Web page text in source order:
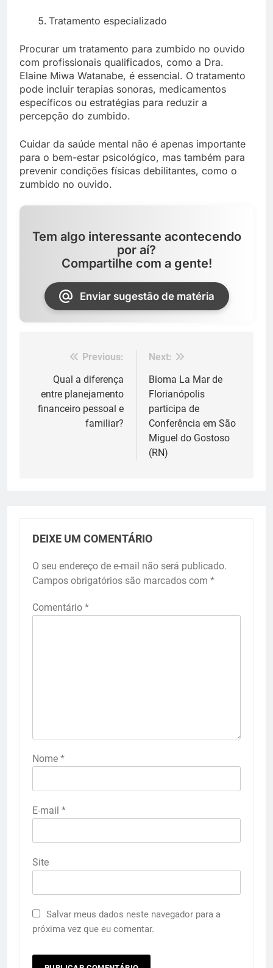
Tratamento especializado
Procurar um tratamento para zumbido no ouvido
com profissionais qualificados, como a Dra.
Elaine Miwa Watanabe, é essencial. O tratamento
pode incluir terapias sonoras, medicamentos
específicos ou estratégias para reduzir a
percepção do zumbido.
Cuidar da saúde mental não é apenas importante
para o bem-estar psicológico, mas também para
prevenir condições físicas debilitantes, como o
zumbido no ouvido.
Tem algo interessante acontecendo
por aí?
Compartilhe com a gente!
Enviar sugestão de matéria
Navegação
Post
Previous:
Qual a diferença
entre planejamento
financeiro pessoal e
familiar?
Next:
Bioma La Mar de
Florianópolis
participa de
Conferência em São
Miguel do Gostoso
(RN)
DEIXE UM COMENTÁRIO
O seu endereço de e-mail não será publicado.
Campos obrigatórios são marcados com *
Comentário *
Nome *
E-mail *
Site
Salvar meus dados neste navegador para a
próxima vez que eu comentar.